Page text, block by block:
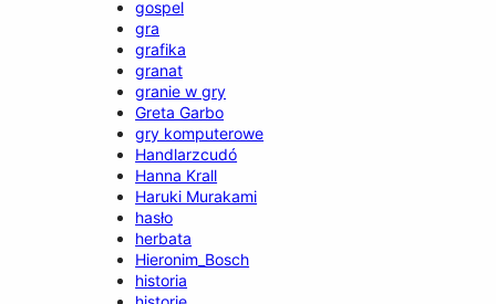
gospel
gra
grafika
granat
granie w gry
Greta Garbo
gry komputerowe
Handlarzcudó
Hanna Krall
Haruki Murakami
hasło
herbata
Hieronim_Bosch
historia